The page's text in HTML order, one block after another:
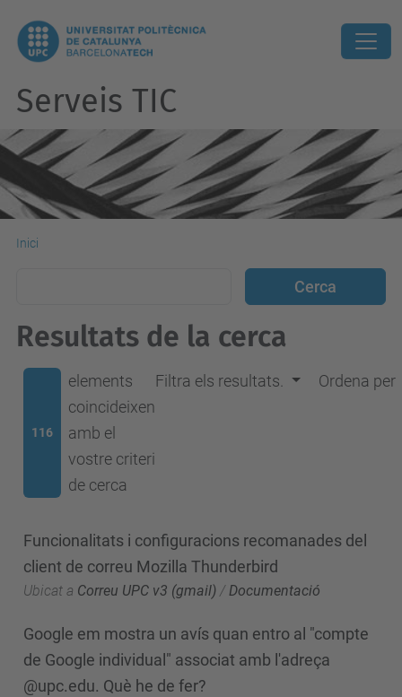
Serveis TIC
Inici
Resultats de la cerca
116
elements
coincideixen
amb el
vostre criteri
de cerca
Filtra els resultats. Ordena per
Funcionalitats i configuracions recomanades del
client de correu Mozilla Thunderbird
Ubicat a Correu UPC v3 (gmail) / Documentació
Google em mostra un avís quan entro al "compte
de Google individual" associat amb l'adreça
@upc.edu. Què he de fer?